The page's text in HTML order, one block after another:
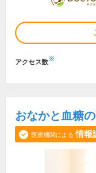
アクセス数※
おなかと血糖
医療機関による 情報